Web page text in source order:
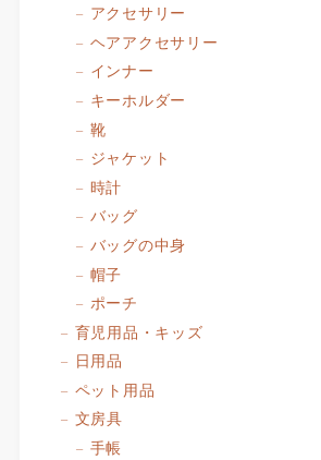
アクセサリー
ヘアアクセサリー
インナー
キーホルダー
靴
ジャケット
時計
バッグ
バッグの中身
帽子
ポーチ
育児用品・キッズ
日用品
ペット用品
文房具
手帳